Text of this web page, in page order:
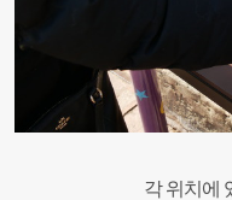
각 위치에